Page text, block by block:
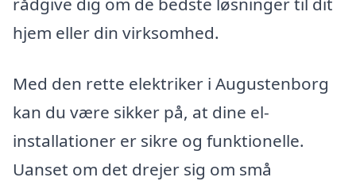
hjem eller din virksomhed.
Med den rette elektriker i Augustenborg
kan du være sikker på, at dine el-
installationer er sikre og funktionelle.
Uanset om det drejer sig om små